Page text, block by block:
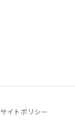
サイトポリシー